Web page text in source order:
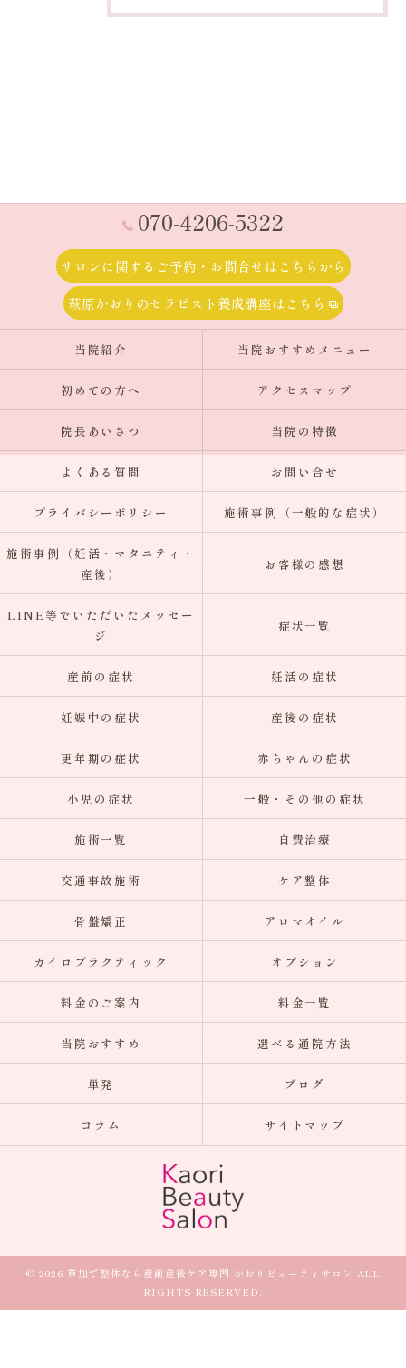
070-4206-5322
サロンに関するご予約・お問合せはこちらから
萩原かおりのセラピスト養成講座はこちら
当院紹介 当院おすすめメニュー
初めての方へ アクセスマップ
院長あいさつ 当院の特徴
よくある質問 お問い合せ
プライバシーポリシー 施術事例（一般的な症状）
施術事例（妊活・マタニティ・
産後）
お客様の感想
LINE等でいただいたメッセー
ジ
症状一覧
産前の症状 妊活の症状
妊娠中の症状 産後の症状
更年期の症状 赤ちゃんの症状
小児の症状 一般・その他の症状
施術一覧 自費治療
交通事故施術 ケア整体
骨盤矯正 アロマオイル
カイロプラクティック オプション
料金のご案内 料金一覧
当院おすすめ 選べる通院方法
単発 ブログ
コラム サイトマップ
© 2026 草加で整体なら産前産後ケア専門 かおりビューティサロン ALL
RIGHTS RESERVED.